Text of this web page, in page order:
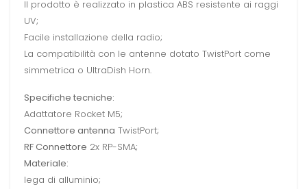
Il prodotto è realizzato in plastica ABS resistente ai raggi
UV;
Facile installazione della radio;
La compatibilità con le antenne dotato TwistPort come
simmetrica o UltraDish Horn.
Specifiche tecniche:
Adattatore Rocket M5;
Connettore antenna TwistPort;
RF Connettore 2x RP-SMA;
Materiale:
lega di alluminio;